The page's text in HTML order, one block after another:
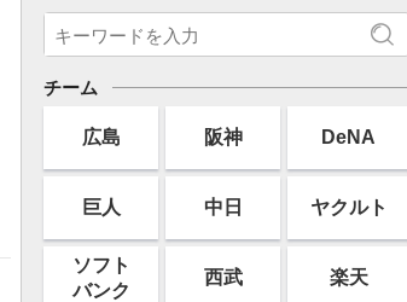
チーム
広島 阪神 DeNA
巨人 中日 ヤクルト
ソフト
バンク
西武 楽天